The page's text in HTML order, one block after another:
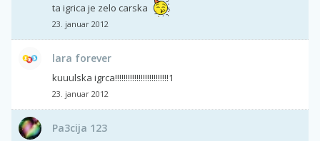
ta igrica je zelo carska
23. januar 2012
lara forever
kuuulska igrca!!!!!!!!!!!!!!!!!!!!!!!!!1
23. januar 2012
Pa3cija 123